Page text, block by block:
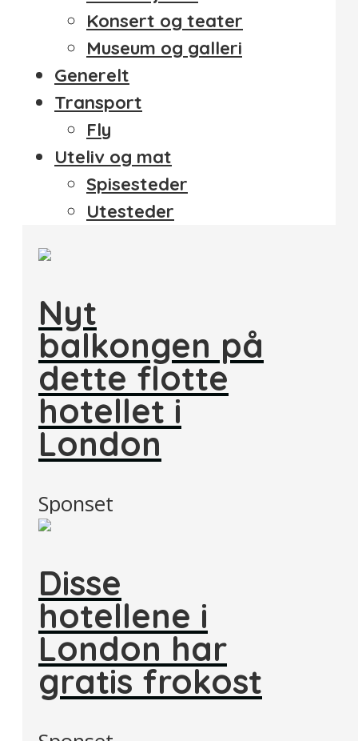
Konsert og teater
Museum og galleri
Generelt
Transport
Fly
Uteliv og mat
Spisesteder
Utesteder
Nyt
balkongen på
dette flotte
hotellet i
London
Sponset
Disse
hotellene i
London har
gratis frokost